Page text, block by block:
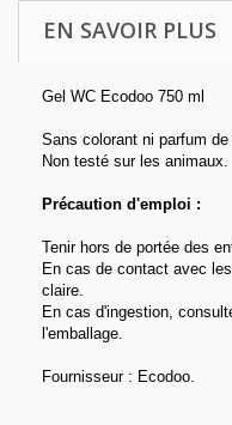
EN SAVOIR PLUS
Gel WC Ecodoo 750 ml
Sans colorant ni parfum
Non testé sur les animaux.
Précaution d'emploi :
Tenir hors de portée des
En cas de contact avec
claire.
En cas d'ingestion,
l'emballage.
Fournisseur : Ecodoo.